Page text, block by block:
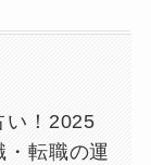
い！2025
・転職の運